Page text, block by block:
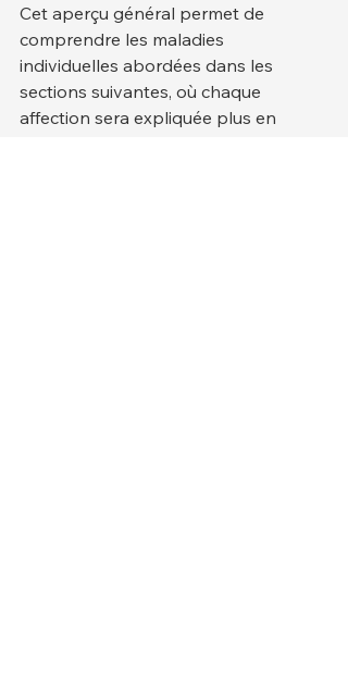
Cet aperçu général permet de
comprendre les maladies
individuelles abordées dans les
sections suivantes, où chaque
affection sera expliquée plus en